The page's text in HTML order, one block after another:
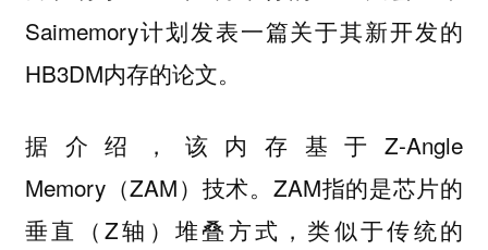
Saimemory计划发表一篇关于其新开发的
HB3DM内存的论文。
据介绍，该内存基于Z-Angle
Memory（ZAM）技术。ZAM指的是芯片的
垂直（Z轴）堆叠方式，类似于传统的